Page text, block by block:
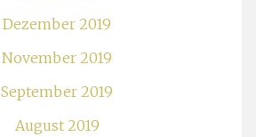
Dezember 2019
November 2019
September 2019
August 2019